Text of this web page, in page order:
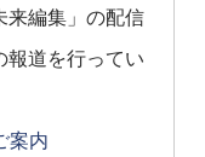
来編集」の配信
報道を行ってい
案内